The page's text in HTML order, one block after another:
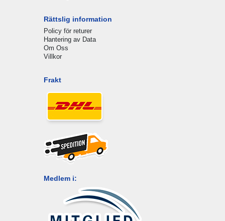
Rättslig information
Policy för returer
Hantering av Data
Om Oss
Villkor
Frakt
Medlem i: